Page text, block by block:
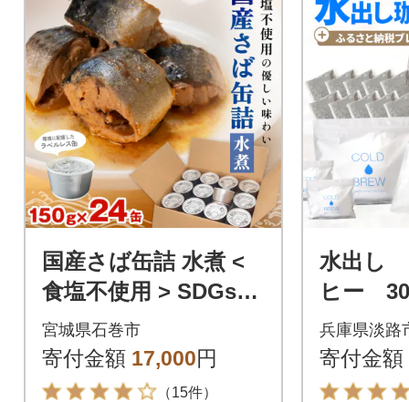
国産さば缶詰 水煮 <
食塩不使用 > SDGs
さば水煮 鯖 サバ ラベ
ルレス 石巻市 防災減
災
宮城県石巻市
寄付金額 17,000円
（15件）
水出し
ヒー
路島 ド
グ セ
兵庫県淡路
寄付金額